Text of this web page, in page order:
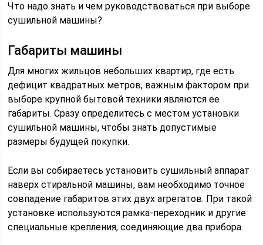
Что надо знать и чем руководствоваться при выборе
сушильной машины?
Габариты машины
Для многих жильцов небольших квартир, где есть
дефицит квадратных метров, важным фактором при
выборе крупной бытовой техники являются ее
габариты. Сразу определитесь с местом установки
сушильной машины, чтобы знать допустимые
размеры будущей покупки.
Если вы собираетесь установить сушильный аппарат
наверх стиральной машины, вам необходимо точное
совпадение габаритов этих двух агрегатов. При такой
установке используются рамка-переходник и другие
специальные крепления, соединяющие два прибора.